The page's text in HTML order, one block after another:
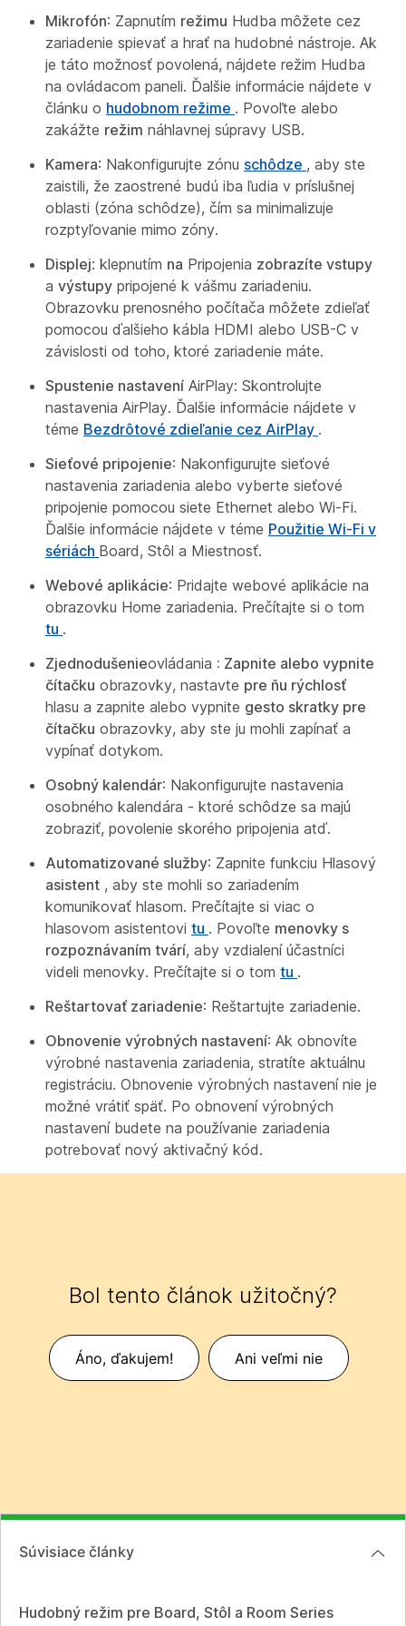
Mikrofón: Zapnutím režimu Hudba môžete cez
zariadenie spievať a hrať na hudobné nástroje. Ak
je táto možnosť povolená, nájdete režim Hudba
na ovládacom paneli. Ďalšie informácie nájdete v
článku o hudobnom režime . Povoľte alebo
zakážte režim náhlavnej súpravy USB.
Kamera: Nakonfigurujte zónu schôdze , aby ste
zaistili, že zaostrené budú iba ľudia v príslušnej
oblasti (zóna schôdze), čím sa minimalizuje
rozptyľovanie mimo zóny.
Displej: klepnutím na Pripojenia zobrazíte vstupy
a výstupy pripojené k vášmu zariadeniu.
Obrazovku prenosného počítača môžete zdieľať
pomocou ďalšieho kábla HDMI alebo USB-C v
závislosti od toho, ktoré zariadenie máte.
Spustenie nastavení AirPlay: Skontrolujte
nastavenia AirPlay. Ďalšie informácie nájdete v
téme Bezdrôtové zdieľanie cez AirPlay .
Sieťové pripojenie: Nakonfigurujte sieťové
nastavenia zariadenia alebo vyberte sieťové
pripojenie pomocou siete Ethernet alebo Wi-Fi.
Ďalšie informácie nájdete v téme Použitie Wi-Fi v
sériách Board, Stôl a Miestnosť.
Webové aplikácie: Pridajte webové aplikácie na
obrazovku Home zariadenia. Prečítajte si o tom
tu .
Zjednodušenieovládania : Zapnite alebo vypnite
čítačku obrazovky, nastavte pre ňu rýchlosť
hlasu a zapnite alebo vypnite gesto skratky pre
čítačku obrazovky, aby ste ju mohli zapínať a
vypínať dotykom.
Osobný kalendár: Nakonfigurujte nastavenia
osobného kalendára - ktoré schôdze sa majú
zobraziť, povolenie skorého pripojenia atď.
Automatizované služby: Zapnite funkciu Hlasový
asistent , aby ste mohli so zariadením
komunikovať hlasom. Prečítajte si viac o
hlasovom asistentovi tu . Povoľte menovky s
rozpoznávaním tvárí, aby vzdialení účastníci
videli menovky. Prečítajte si o tom tu .
Reštartovať zariadenie: Reštartujte zariadenie.
Obnovenie výrobných nastavení: Ak obnovíte
výrobné nastavenia zariadenia, stratíte aktuálnu
registráciu. Obnovenie výrobných nastavení nie je
možné vrátiť späť. Po obnovení výrobných
nastavení budete na používanie zariadenia
potrebovať nový aktivačný kód.
Bol tento článok užitočný?
Áno, ďakujem! Ani veľmi nie
Súvisiace články
Hudobný režim pre Board, Stôl a Room Series